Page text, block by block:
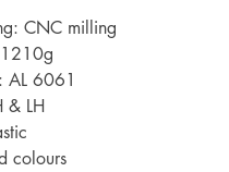
CNC milling
AL 6061
& LH
colours